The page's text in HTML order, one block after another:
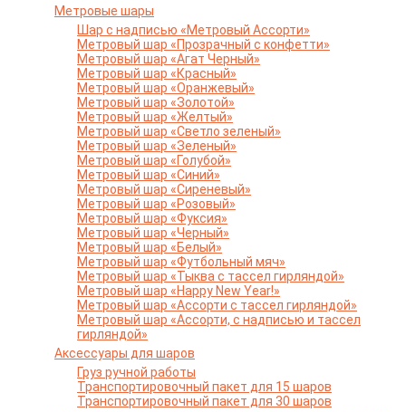
Метровые шары
Шар с надписью «Метровый Ассорти»
Метровый шар «Прозрачный с конфетти»
Метровый шар «Агат Черный»
Метровый шар «Красный»
Метровый шар «Оранжевый»
Метровый шар «Золотой»
Метровый шар «Желтый»
Метровый шар «Светло зеленый»
Метровый шар «Зеленый»
Метровый шар «Голубой»
Метровый шар «Синий»
Метровый шар «Сиреневый»
Метровый шар «Розовый»
Метровый шар «Фуксия»
Метровый шар «Черный»
Метровый шар «Белый»
Метровый шар «Футбольный мяч»
Метровый шар «Тыква с тассел гирляндой»
Метровый шар «Happy New Year!»
Метровый шар «Ассорти с тассел гирляндой»
Метровый шар «Ассорти, с надписью и тассел
гирляндой»
Аксессуары для шаров
Груз ручной работы
Транспортировочный пакет для 15 шаров
Транспортировочный пакет для 30 шаров